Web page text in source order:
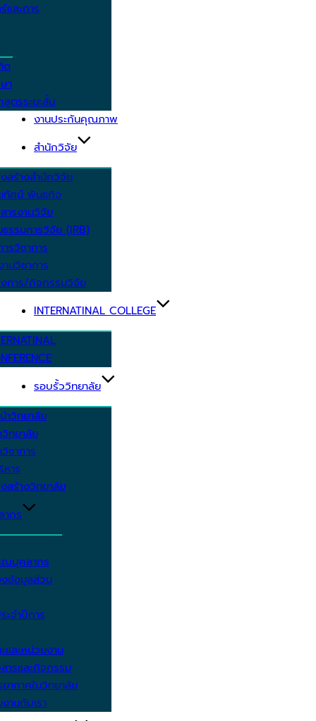
ละการ
ต
า
ตรระยะสั้น
งานประกันคุณภาพ
สำนักวิจัย
สร้างสำนักวิจัย
ทัศน์ พันธกิจ
ารงานวิจัย
รรมการวิจัย (IRB)
รวิชาการ
นวิชาการ
งการ/กิจกรรมวิจัย
INTERNATINAL COLLEGE
รอบรั้ววิทยาลัย
ำวิทยาลัย
ทยาลัย
ชาการ
าร
สร้างวิทยาลัย
กร
ณบุคลากร
ข้อมูลส่วน
จำปีการ
ละหน่วยงาน
ารและกิจกรรม
ากาศในวิทยาลัย
านกับเรา